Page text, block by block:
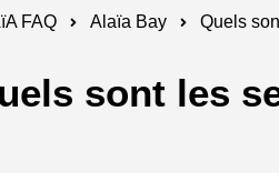
FAQ Alaïa Bay Quels
sont les